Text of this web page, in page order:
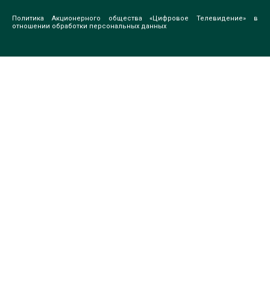
Политика Акционерного общества «Цифровое Телевидение» в
отношении обработки персональных данных